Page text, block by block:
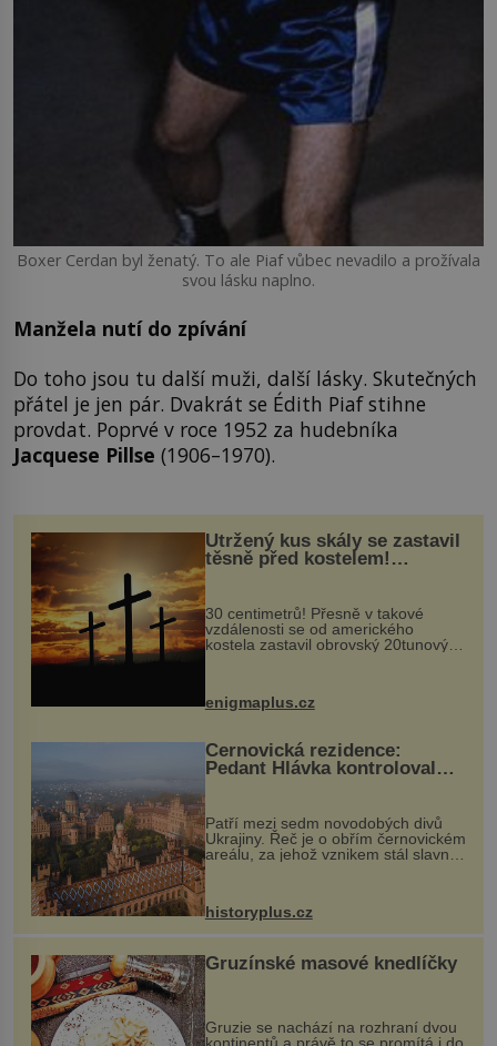
Boxer Cerdan byl ženatý. To ale Piaf vůbec nevadilo a prožívala
svou lásku naplno.
Manžela nutí do zpívání
Do toho jsou tu další muži, další lásky. Skutečných
přátel je jen pár. Dvakrát se Édith Piaf stihne
provdat. Poprvé v roce 1952 za hudebníka
Jacquese Pillse (1906–1970).
Utržený kus skály se zastavil
těsně před kostelem!
Ochránila ho boží síla?
30 centimetrů! Přesně v takové
vzdálenosti se od amerického
kostela zastavil obrovský 20tunový
...
enigmaplus.cz
Černovická rezidence:
Pedant Hlávka kontroloval
Patří mezi sedm novodobých divů
Ukrajiny. Řeč je o obřím černovickém
areálu, za jehož vznikem stál slavný
český architekt Josef Hlávka. Ten si
na něm dal mimořádně záležet. Jeho
historyplus.cz
Gruzínské masové knedlíčky
Gruzie se nachází na rozhraní dvou